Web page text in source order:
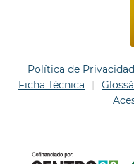
Política de
Ficha Técnica